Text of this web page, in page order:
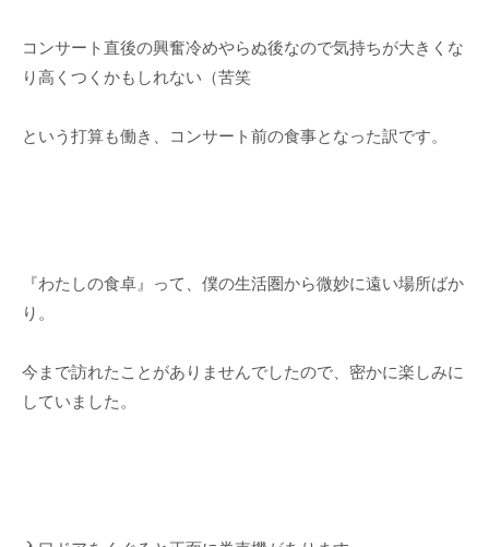
コンサート直後の興奮冷めやらぬ後なので気持ちが大きくな
り高くつくかもしれない（苦笑
という打算も働き、コンサート前の食事となった訳です。
『わたしの食卓』って、僕の生活圏から微妙に遠い場所ばか
り。
今まで訪れたことがありませんでしたので、密かに楽しみに
していました。